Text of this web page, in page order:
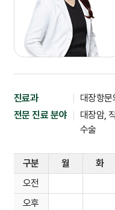
진료과
대장항문
전문 진료 분야
대장암,
수술
구분 월 화
오전
오후